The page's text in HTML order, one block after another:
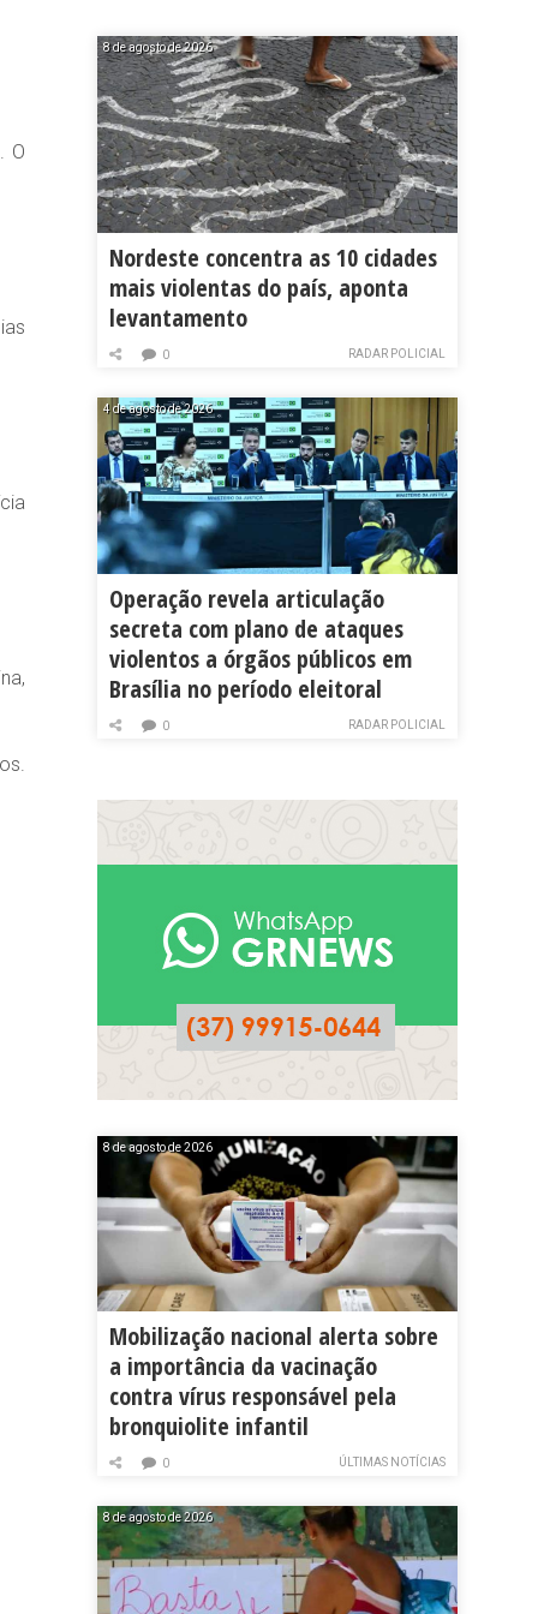
O
8 de agosto de 2026
Nordeste concentra as 10 cidades
mais violentas do país, aponta
levantamento
RADAR POLICIAL
0
4 de agosto de 2026
Operação revela articulação
secreta com plano de ataques
violentos a órgãos públicos em
Brasília no período eleitoral
RADAR POLICIAL
0
8 de agosto de 2026
Mobilização nacional alerta sobre
a importância da vacinação
contra vírus responsável pela
bronquiolite infantil
ÚLTIMAS NOTÍCIAS
0
8 de agosto de 2026